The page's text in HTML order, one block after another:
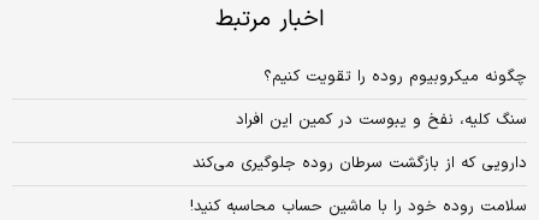
اخبار مرتبط
چگونه میکروبیوم روده را تقویت کنیم؟
سنگ کلیه، نفخ و یبوست در کمین این افراد
دارویی که از بازگشت سرطان روده جلوگیری می‌کند
سلامت روده خود را با ماشین حساب محاسبه کنید!